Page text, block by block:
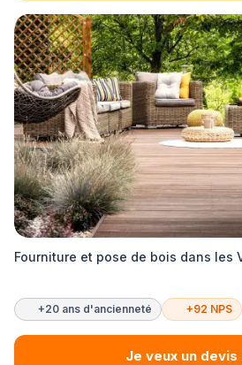
Fourniture et pose de bois dans les
+20 ans d'ancienneté +92 NPS
Je veux un